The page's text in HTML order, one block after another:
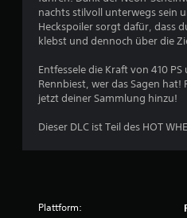
nachts stilvoll unterwegs sein
Heckspoiler sorgt dafür, dass
klebst und dennoch über die
Entfessele die Kraft von 410
Rennbiest, wer das Sagen hat!
jetzt deiner Sammlung hinzu!
Dieser DLC ist Teil des HOT
Plattform: